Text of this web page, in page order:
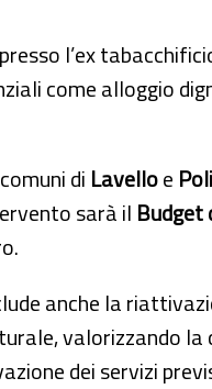
l’ex
come alloggio
di Lavelloe
sarà il Budget
anche la
valorizzando la
dei servizi